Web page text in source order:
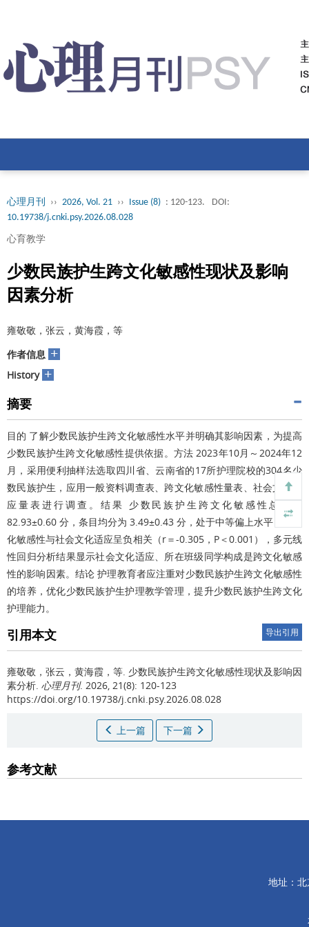
心理月刊 ›› 2026, Vol. 21 ›› Issue (8) : 120-123.
DOI:
10.19738/j.cnki.psy.2026.08.028
心育教学
少数民族护生跨文化敏感性现状及影响
因素分析
雍敬敬，张云，黄海霞，等
作者信息 +
History +
摘要
目的 了解少数民族护生跨文化敏感性水平并明确其影响因素，为提高
少数民族护生跨文化敏感性提供依据。方法 2023年10月～2024年12
月，采用便利抽样法选取四川省、云南省的17所护理院校的304名少
数民族护生，应用一般资料调查表、跨文化敏感性量表、社会文化适
应量表进行调查。结果 少数民族护生跨文化敏感性总分为
82.93±0.60 分，条目均分为 3.49±0.43 分，处于中等偏上水平，跨文
化敏感性与社会文化适应呈负相关（r＝-0.305，P＜0.001），多元线
性回归分析结果显示社会文化适应、所在班级同学构成是跨文化敏感
性的影响因素。结论 护理教育者应注重对少数民族护生跨文化敏感性
的培养，优化少数民族护生护理教学管理，提升少数民族护生跨文化
护理能力。
引用本文 导出引用
雍敬敬，张云，黄海霞，等. 少数民族护生跨文化敏感性现状及影响因
素分析. 心理月刊. 2026, 21(8): 120-123
https://doi.org/10.19738/j.cnki.psy.2026.08.028
上一篇 下一篇
参考文献
地址：